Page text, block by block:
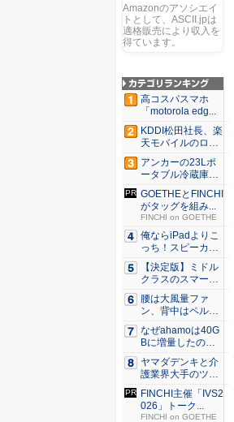
FHD(1920x1080) -
高性能第11世代Core
i5-1135G7 - メモリ
16GB - SSD 256GB
USB Type-C - MS
Office 2021 - Win11
搭載
Amazonのアソシエイ
トとして、ASCII.jpは
適格販売により収入を
得ています。
高コスパスマホ
「motorola edg...
KDDI松田社長、楽
天モバイルのロー
ミン...
アンカーの23Lポ
ータブル冷蔵庫が
Ama...
GOETHEとFINCHI
がタッグを組み...
FINCHI on GOETHE
俺ならiPadよりこ
っち！スピーカー
9個...
【決定版】ミドル
クラスのスマート
フォンの...
腰は大風量ファ
ン、背中はペルチ
ェ冷却。ダ...
なぜahamoは40G
Bに増量したの
か ...
ヤマダデンキと介
護業界大手のツク
イが協業...
FINCHI主催「IVS2
026」トーク...
FINCHI on GOETHE